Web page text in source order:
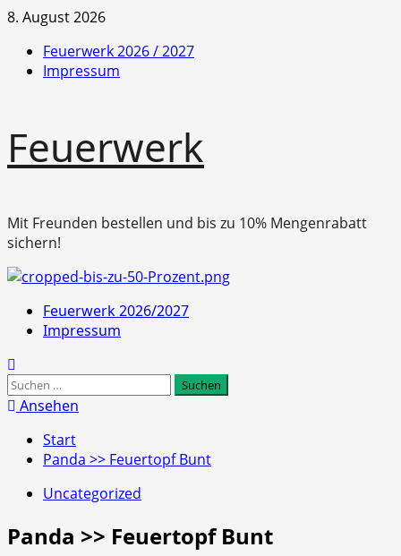
Zum
springen
8. August 2026
Feuerwerk 2026 / 2027
Impressum
Feuerwerk
Mit Freunden bestellen und bis zu 10% Mengenrabatt
sichern!
Primäres
Menü
Feuerwerk 2026/2027
Impressum
Suchen
nach:
Ansehen
Start
Panda >> Feuertopf Bunt
Uncategorized
Panda >> Feuertopf Bunt